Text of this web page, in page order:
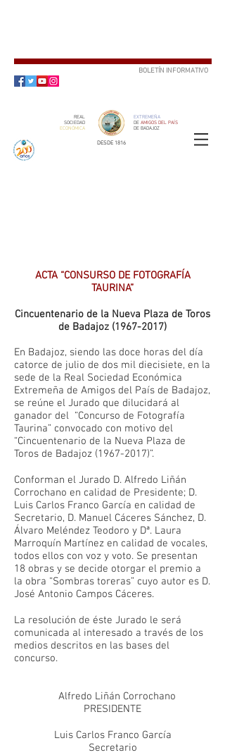
BOLETÍN INFORMATIVO
REAL
SOCIEDAD
ECONÓMICA
EXTREMEÑA
DE AMIGOS DEL PAÍS
DE BADAJOZ
DESDE 1816
ACTA “CONSURSO DE FOTOGRAFÍA
TAURINA”
Cincuentenario de la Nueva Plaza de Toros
de Badajoz (1967-2017)
En Badajoz, siendo las doce horas del día
catorce de julio de dos mil diecisiete, en la
sede de la Real Sociedad Económica
Extremeña de Amigos del País de Badajoz,
se reúne el Jurado que dilucidará al
ganador del “Concurso de Fotografía
Taurina” convocado con motivo del
“Cincuentenario de la Nueva Plaza de
Toros de Badajoz (1967-2017)”.
Conforman el Jurado D. Alfredo Liñán
Corrochano en calidad de Presidente; D.
Luis Carlos Franco García en calidad de
Secretario, D. Manuel Cáceres Sánchez, D.
Álvaro Meléndez Teodoro y Dª. Laura
Marroquín Martínez en calidad de vocales,
todos ellos con voz y voto. Se presentan
18 obras y se decide otorgar el premio a
la obra “Sombras toreras” cuyo autor es D.
José Antonio Campos Cáceres.
La resolución de éste Jurado le será
comunicada al interesado a través de los
medios descritos en las bases del
concurso.
Alfredo Liñán Corrochano
PRESIDENTE
Luis Carlos Franco García
Secretario